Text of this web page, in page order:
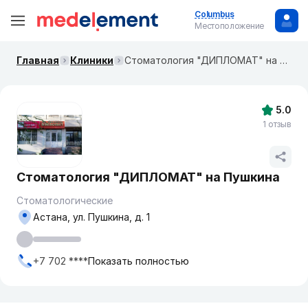
Columbus
Местоположение
Главная Клиники Стоматология "ДИПЛОМАТ" на Пушкина
Стоматология "ДИПЛОМАТ" на Пушкина
Стоматологические
Астана, ул. Пушкина, д. 1
+7 702 ****Показать полностью
5.0
1 отзыв